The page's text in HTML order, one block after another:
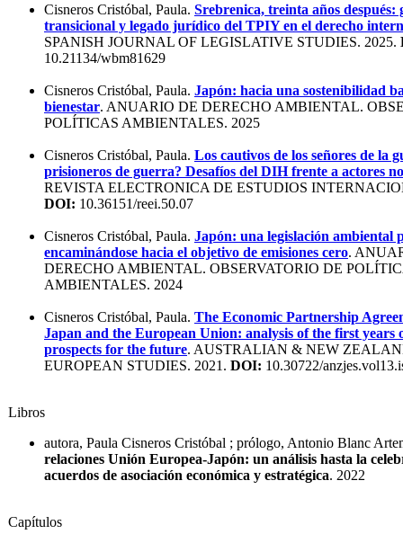
Cisneros Cristóbal, Paula. Srebrenica, treinta años después:
transicional y legado jurídico del TPIY en el derecho
SPANISH JOURNAL OF LEGISLATIVE STUDIES. 2025.
10.21134/wbm81629
Cisneros Cristóbal, Paula. Japón: hacia una sostenibilidad
bienestar. ANUARIO DE DERECHO AMBIENTAL.
POLÍTICAS AMBIENTALES. 2025
Cisneros Cristóbal, Paula. Los cautivos de los señores de la
prisioneros de guerra? Desafíos del DIH frente a actores
REVISTA ELECTRONICA DE ESTUDIOS
DOI: 10.36151/reei.50.07
Cisneros Cristóbal, Paula. Japón: una legislación ambiental
encaminándose hacia el objetivo de emisiones cero.
DERECHO AMBIENTAL. OBSERVATORIO DE
AMBIENTALES. 2024
Cisneros Cristóbal, Paula. The Economic Partnership
Japan and the European Union: analysis of the first years
prospects for the future. AUSTRALIAN & NEW
EUROPEAN STUDIES. 2021. DOI: 10.30722/
Libros
autora, Paula Cisneros Cristóbal ; prólogo, Antonio Blanc
relaciones Unión Europea-Japón: un análisis hasta la
acuerdos de asociación económica y estratégica. 2022
Capítulos